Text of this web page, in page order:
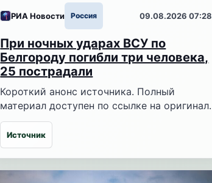
РИА Новости Россия 09.08.2026 07:28
При ночных ударах ВСУ по
Белгороду погибли три человека,
25 пострадали
Короткий анонс источника. Полный
материал доступен по ссылке на оригинал.
Источник